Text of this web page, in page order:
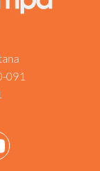
091